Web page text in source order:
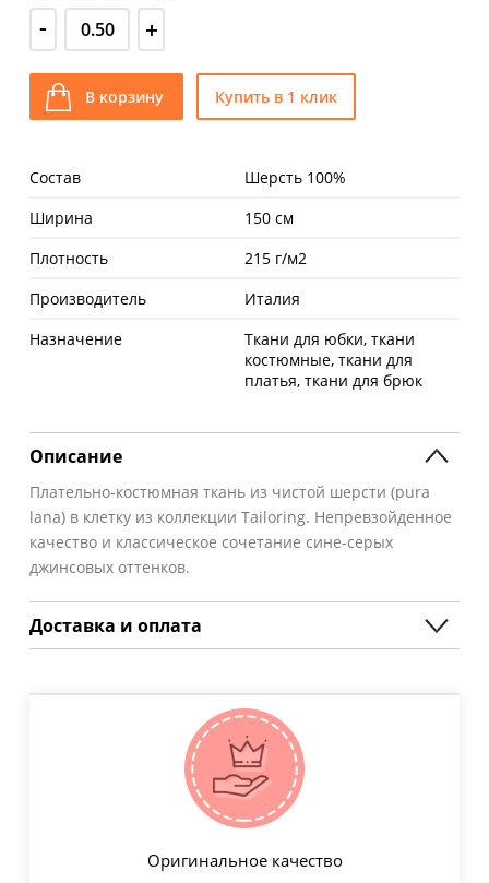
- +
В корзину Купить в 1 клик
Состав
Шерсть 100%
Ширина
150 см
Плотность
215 г/м2
Производитель
Италия
Назначение
Ткани для юбки, ткани
костюмные, ткани для
платья, ткани для брюк
Описание
Плательно-костюмная ткань из чистой шерсти (pura
lana) в клетку из коллекции Tailoring. Непревзойденное
качество и классическое сочетание сине-серых
джинсовых оттенков.
Доставка и оплата
Оригинальное качество